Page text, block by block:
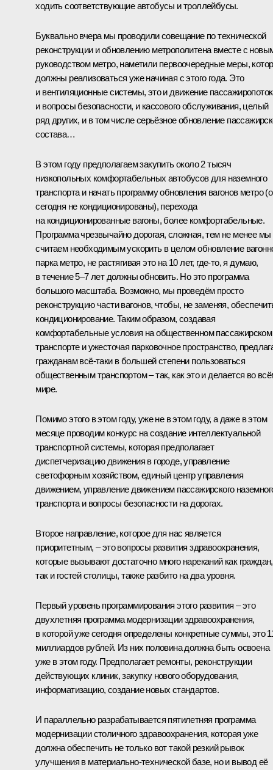
ходить соответствующие автобусы и троллейбусы.
Буквально вчера мы проводили совещание по технической
реконструкции и обновлению метрополитена вместе с
руководством метро, наметили первоочередные меры,
должны реализоваться уже начиная с этого года. Это
и вентиляционные системы, это и движение
и вопросы безопасности, и кассового обслуживания, целый
ряд других, и в том числе серьёзное обновление
состава…
В этом году предполагаем закупить около 2 тысяч
низкопольных комфортабельных автобусов для наземного
транспорта и начать программу обновления вагонов метро
сегодня не кондиционированы), перехода
на кондиционированные вагоны, более комфортабельные.
Программа чрезвычайно дорогая, сложная, тем не менее мы
считаем необходимым ускорить в целом обновление
парка метро, не растягивая это на 10 лет, где‑то, я думаю,
в течение 5–7 лет должны обновить. Но это программа
большого масштаба. Возможно, мы проведём просто
реконструкцию части вагонов, чтобы, не заменяя,
кондиционирование. Таким образом, создавая
комфортабельные условия на общественном пассажирском
транспорте и ужесточая парковочное пространство,
гражданам всё‑таки в большей степени пользоваться
общественным транспортом – так, как это и делается во
мире.
Помимо этого в этом году, уже не в этом году, а даже в этом
месяце проводим конкурс на создание интеллектуальной
транспортной системы, которая предполагает
диспетчеризацию движения в городе, управление
светофорным хозяйством, единый центр управления
движением, управление движением пассажирского
транспорта и вопросы безопасности на дорогах.
Второе направление, которое для нас является
приоритетным, – это вопросы развития здравоохранения,
которые вызывают достаточно много нареканий как граждан,
так и гостей столицы, также разбито на два уровня.
Первый уровень программирования этого развития – это
двухлетняя программа модернизации здравоохранения,
в которой уже сегодня определены конкретные суммы, это
миллиардов рублей. Из них половина должна быть освоена
уже в этом году. Предполагает ремонты, реконструкции
действующих клиник, закупку нового оборудования,
информатизацию, создание новых стандартов.
И параллельно разрабатывается пятилетняя программа
модернизации столичного здравоохранения, которая уже
должна обеспечить не только вот такой резкий рывок
улучшения в материально-технической базе, но и вывод её